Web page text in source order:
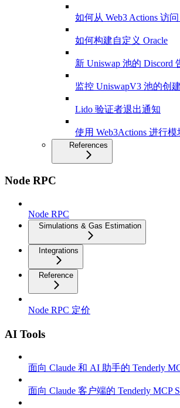
如何从 Web3 Actions 访问
如何构建自定义 Oracle
新 Uniswap 池的 Discord
监控 UniswapV3 池的创建
Lido 验证者退出通知
使用 Web3Actions 进行
References
Node RPC
Node RPC
Simulations & Gas Estimation
Integrations
Reference
Node RPC 定价
AI Tools
面向 Claude 和 AI 助手的 Tenderly
面向 Claude 客户端的 Tenderly MCP